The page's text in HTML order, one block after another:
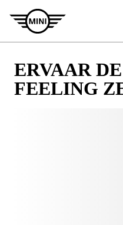
ERVAAR
FEELING